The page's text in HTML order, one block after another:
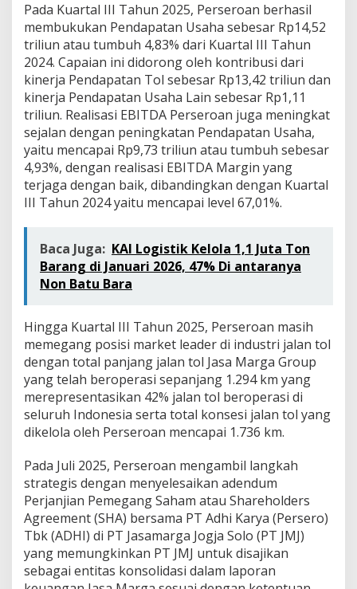
Pada Kuartal III Tahun 2025, Perseroan berhasil
membukukan Pendapatan Usaha sebesar Rp14,52
triliun atau tumbuh 4,83% dari Kuartal III Tahun
2024. Capaian ini didorong oleh kontribusi dari
kinerja Pendapatan Tol sebesar Rp13,42 triliun dan
kinerja Pendapatan Usaha Lain sebesar Rp1,11
triliun. Realisasi EBITDA Perseroan juga meningkat
sejalan dengan peningkatan Pendapatan Usaha,
yaitu mencapai Rp9,73 triliun atau tumbuh sebesar
4,93%, dengan realisasi EBITDA Margin yang
terjaga dengan baik, dibandingkan dengan Kuartal
III Tahun 2024 yaitu mencapai level 67,01%.
Baca Juga: KAI Logistik Kelola 1,1 Juta Ton
Barang di Januari 2026, 47% Di antaranya
Non Batu Bara
Hingga Kuartal III Tahun 2025, Perseroan masih
memegang posisi market leader di industri jalan tol
dengan total panjang jalan tol Jasa Marga Group
yang telah beroperasi sepanjang 1.294 km yang
merepresentasikan 42% jalan tol beroperasi di
seluruh Indonesia serta total konsesi jalan tol yang
dikelola oleh Perseroan mencapai 1.736 km.
Pada Juli 2025, Perseroan mengambil langkah
strategis dengan menyelesaikan adendum
Perjanjian Pemegang Saham atau Shareholders
Agreement (SHA) bersama PT Adhi Karya (Persero)
Tbk (ADHI) di PT Jasamarga Jogja Solo (PT JMJ)
yang memungkinkan PT JMJ untuk disajikan
sebagai entitas konsolidasi dalam laporan